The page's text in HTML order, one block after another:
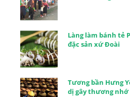
Làng làm bánh tẻ
đặc sản xứ Đoài
Tương bần Hưng
dị gây thương nhớ